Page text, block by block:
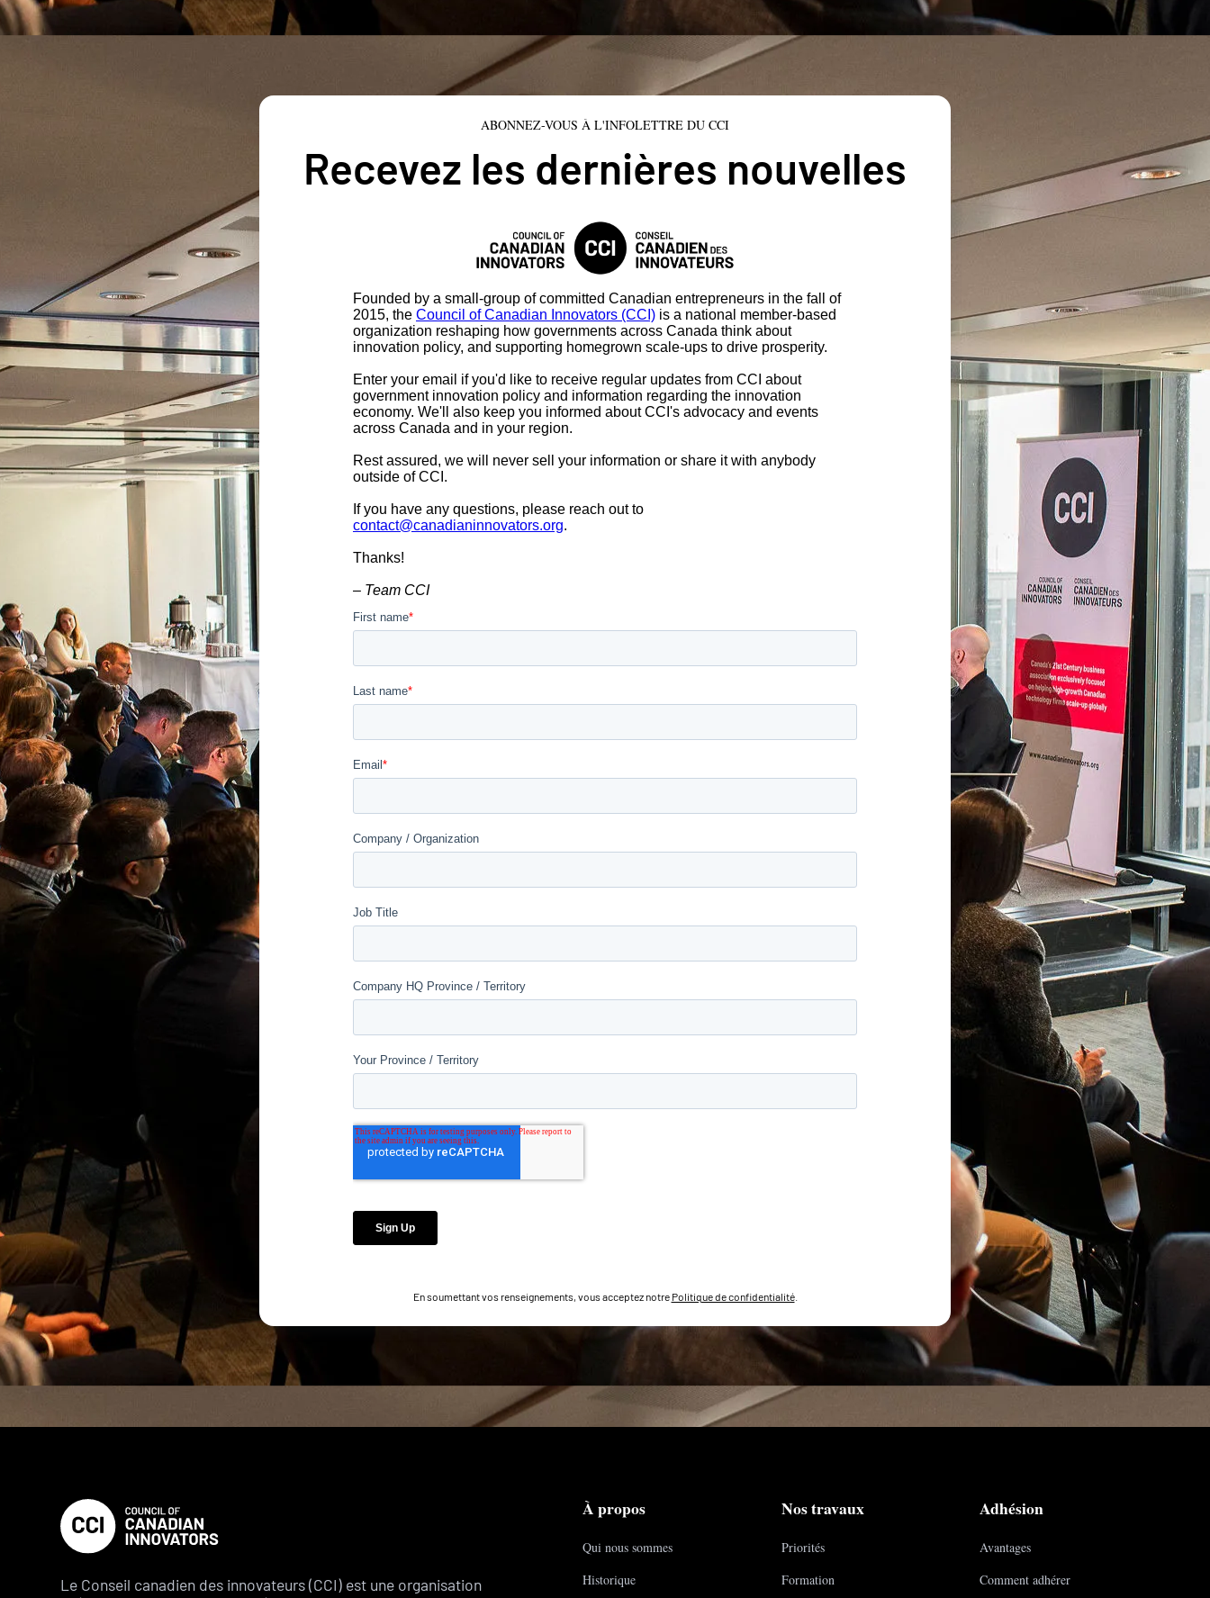
ABONNEZ-VOUS À L'INFOLETTRE DU CCI
Recevez les dernières nouvelles
En soumettant vos renseignements, vous acceptez notre Politique de confidentialité.
Le Conseil canadien des innovateurs (CCI) est une organisation
À propos
Qui nous sommes
Historique
Nos travaux
Priorités
Formation
Adhésion
Avantages
Comment adhérer